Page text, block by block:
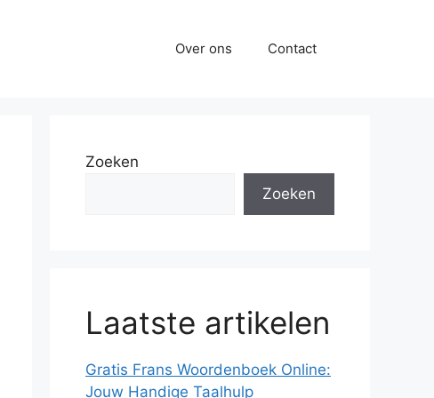
Over ons Contact
Zoeken
Zoeken
Laatste artikelen
Gratis Frans Woordenboek Online:
Jouw Handige Taalhulp